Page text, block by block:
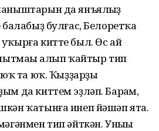
да янъялһыҙ
булғас, Белоретҡа
китте был. Өс ай
алып ҡайтыр тип
та юҡ. Ҡыҙҙарҙы
да киттем эҙләп. Барһам,
ҡатынға инеп йәшәп ята.
тип әйткән. Уныһы